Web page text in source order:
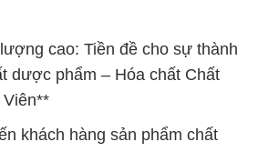
cao: Tiền đề cho sự thành
dược phẩm – Hóa chất Chất
khách hàng sản phẩm chất